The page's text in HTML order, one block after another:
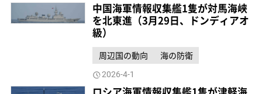
中国海軍情報収集艦1隻が対馬海峡
を北東進（3月29日、ドンディアオ
級）
周辺国の動向 海の防衛
2026-4-1